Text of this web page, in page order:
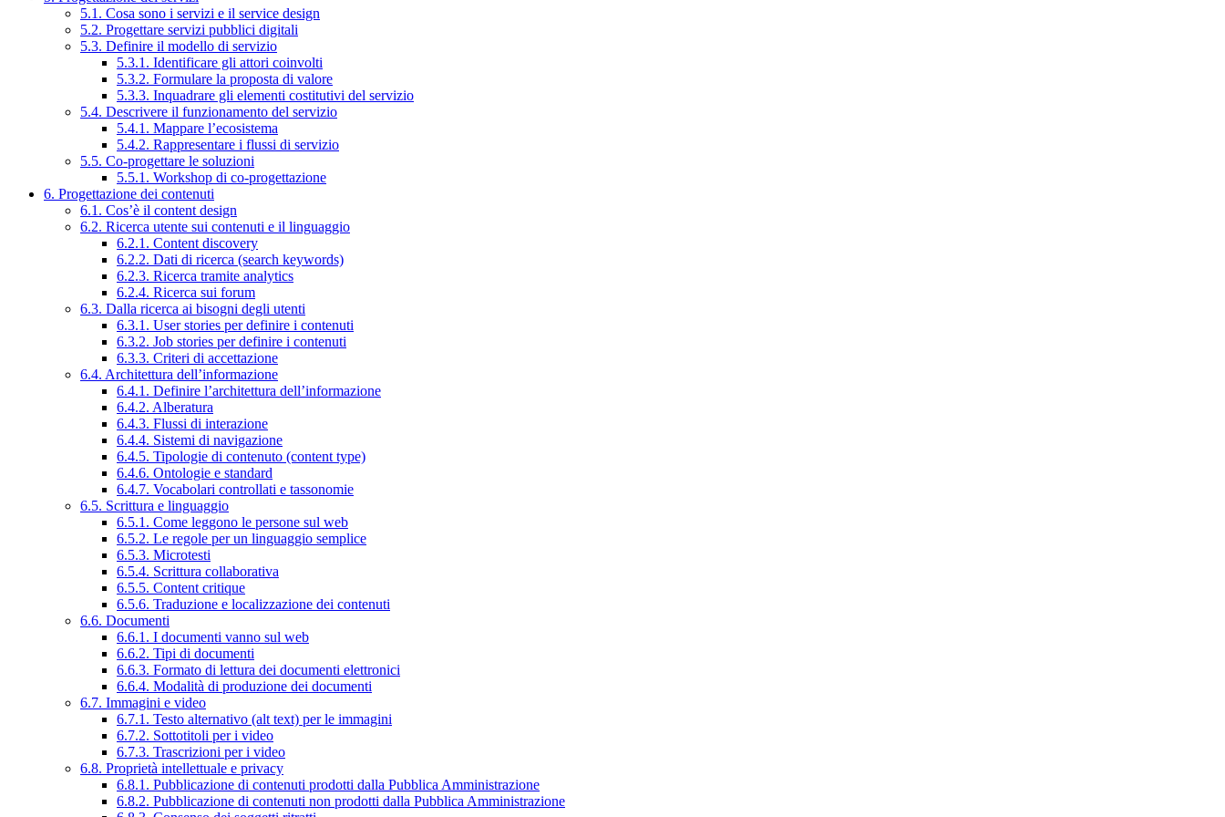
5.1. Cosa sono i servizi e il service design
5.2. Progettare servizi pubblici digitali
5.3. Definire il modello di servizio
5.3.1. Identificare gli attori coinvolti
5.3.2. Formulare la proposta di valore
5.3.3. Inquadrare gli elementi costitutivi del servizio
5.4. Descrivere il funzionamento del servizio
5.4.1. Mappare l’ecosistema
5.4.2. Rappresentare i flussi di servizio
5.5. Co-progettare le soluzioni
5.5.1. Workshop di co-progettazione
6. Progettazione dei contenuti
6.1. Cos’è il content design
6.2. Ricerca utente sui contenuti e il linguaggio
6.2.1. Content discovery
6.2.2. Dati di ricerca (search keywords)
6.2.3. Ricerca tramite analytics
6.2.4. Ricerca sui forum
6.3. Dalla ricerca ai bisogni degli utenti
6.3.1. User stories per definire i contenuti
6.3.2. Job stories per definire i contenuti
6.3.3. Criteri di accettazione
6.4. Architettura dell’informazione
6.4.1. Definire l’architettura dell’informazione
6.4.2. Alberatura
6.4.3. Flussi di interazione
6.4.4. Sistemi di navigazione
6.4.5. Tipologie di contenuto (content type)
6.4.6. Ontologie e standard
6.4.7. Vocabolari controllati e tassonomie
6.5. Scrittura e linguaggio
6.5.1. Come leggono le persone sul web
6.5.2. Le regole per un linguaggio semplice
6.5.3. Microtesti
6.5.4. Scrittura collaborativa
6.5.5. Content critique
6.5.6. Traduzione e localizzazione dei contenuti
6.6. Documenti
6.6.1. I documenti vanno sul web
6.6.2. Tipi di documenti
6.6.3. Formato di lettura dei documenti elettronici
6.6.4. Modalità di produzione dei documenti
6.7. Immagini e video
6.7.1. Testo alternativo (alt text) per le immagini
6.7.2. Sottotitoli per i video
6.7.3. Trascrizioni per i video
6.8. Proprietà intellettuale e privacy
6.8.1. Pubblicazione di contenuti prodotti dalla Pubblica Amministrazione
6.8.2. Pubblicazione di contenuti non prodotti dalla Pubblica Amministrazione